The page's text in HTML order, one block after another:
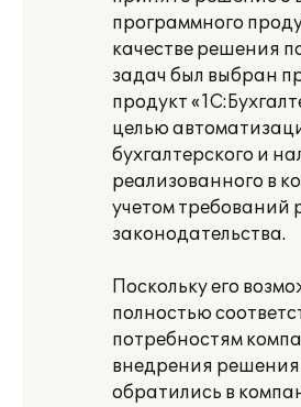
программного
качестве решения
задач был выбран
продукт
целью
бухгалтерского и
реализованного в
учетом требований
законодательства.
Поскольку его
полностью
потребностям
внедрения
обратились в